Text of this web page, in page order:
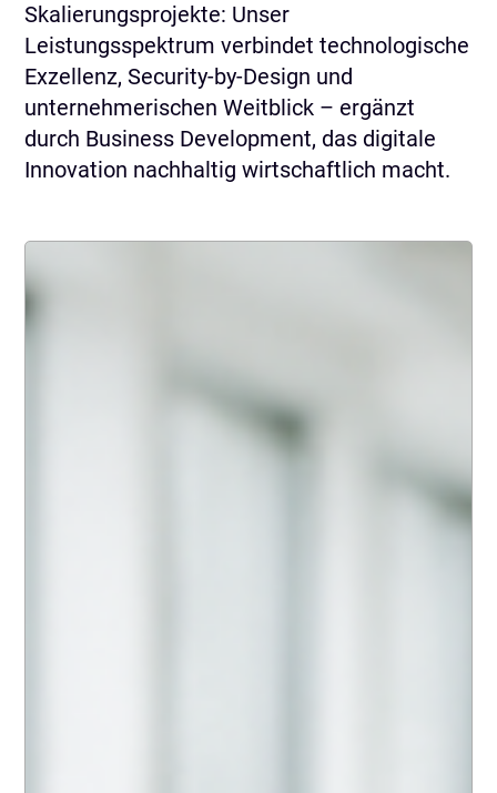
Skalierungsprojekte: Unser
Leistungsspektrum verbindet technologische
Exzellenz, Security-by-Design und
unternehmerischen Weitblick – ergänzt
durch Business Development, das digitale
Innovation nachhaltig wirtschaftlich macht.